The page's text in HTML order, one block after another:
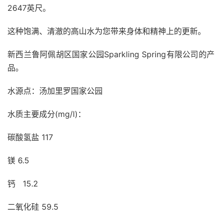
2647英尺。
这种饱满、清澈的高山水为您带来身体和精神上的更新。
新西兰鲁阿佩胡区国家公园Sparkling Spring有限公司的产
品。
水源点：汤加里罗国家公园
水质主要成分(mg/l)：
碳酸氢盐 117
镁 6.5
钙 15.2
二氧化硅 59.5